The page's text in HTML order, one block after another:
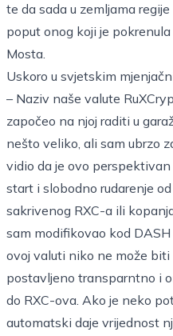
te da sada u zemljama
poput onog koji je
Mosta.
Uskoro u svjetskim
– Naziv naše valute
započeo na njoj raditi u
nešto veliko, ali sam ubrzo
vidio da je ovo
start i slobodno rudarenje
sakrivenog RXC-a ili
sam modifikovao kod
ovoj valuti niko ne može
postavljeno transparntno i
do RXC-ova. Ako je neko
automatski daje vrijednost